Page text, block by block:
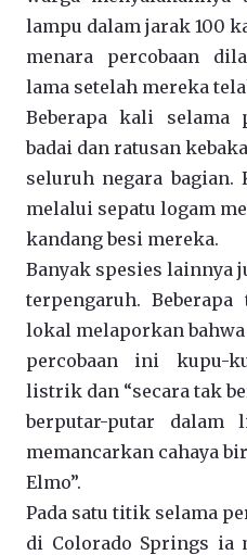
lampu dalam jarak 100
menara percobaan
lama setelah mereka
Beberapa kali selama
badai dan ratusan
seluruh negara bagian.
melalui sepatu logam
kandang besi mereka.
Banyak spesies lainnya
terpengaruh.
lokal melaporkan bahwa
percobaan ini kupu-
listrik dan “secara tak
berputar-putar dalam
memancarkan cahaya
Elmo”.
Pada satu titik selama
di Colorado Springs ia